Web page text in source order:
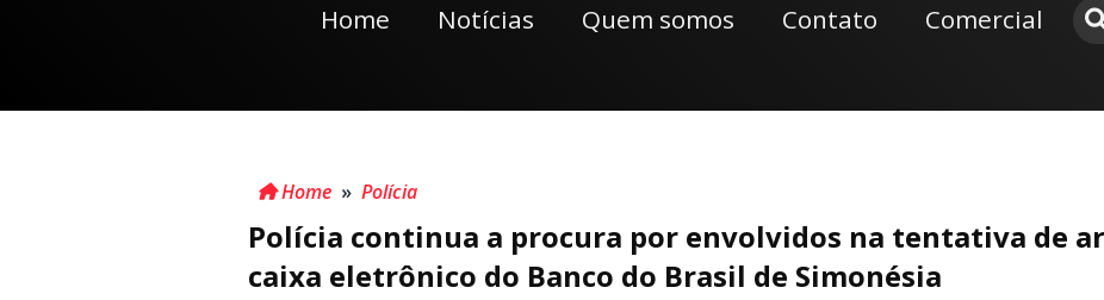
Home Notícias Quem somos Contato Comercial
Home » Polícia
Polícia continua a procura por envolvidos na tentativa de
caixa eletrônico do Banco do Brasil de Simonésia